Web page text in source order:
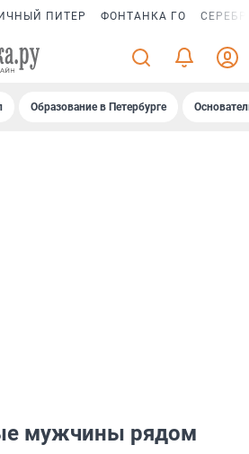
ПИТЕР ФОНТАНКА ГО
Образование в Петербурге
мужчины рядом